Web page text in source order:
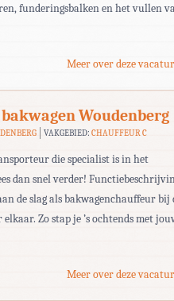
funderingsbalken en het vullen
Meer over deze
Woudenberg
VAKGEBIED:CHAUFFEUR C
die specialist is in het
dan snel verder!
de slag als bakwagenchauffeur bij
Zo stap je ’s ochtends met
Meer over deze